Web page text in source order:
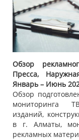
Обзор
Пресса,
Январь – Июнь
Обзор
мониторинга
изданий,
в г. Алматы,
рекламных